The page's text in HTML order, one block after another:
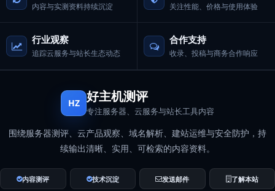
内容与实测资料持续沉淀 关注性能、价格与使用体验
行业观察
追踪云服务与站长生态动态
合作支持
收录、投稿与商务合作响应
HZ 好主机测评
专注服务器、云服务与站长工具内容
围绕服务器测评、云产品观察、域名解析、建站运维与安全防护，持
续输出清晰、实用、可检索的内容资料。
内容测评 技术沉淀 发送邮件 了解本站